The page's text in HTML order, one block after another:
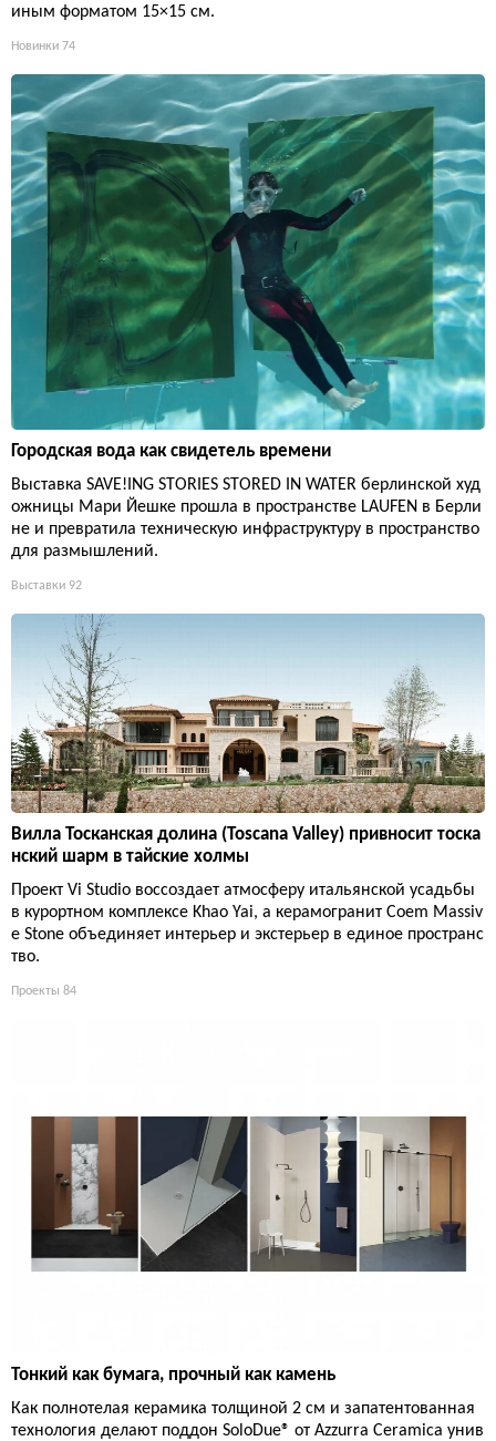
иным форматом 15×15 см.
Новинки 74
Городская вода как свидетель времени
Выставка SAVE!ING STORIES STORED IN WATER берлинской худ
ожницы Мари Йешке прошла в пространстве LAUFEN в Берли
не и превратила техническую инфраструктуру в пространство
для размышлений.
Выставки 92
Вилла Тосканская долина (Toscana Valley) привносит тоска
нский шарм в тайские холмы
Проект Vi Studio воссоздает атмосферу итальянской усадьбы
в курортном комплексе Khao Yai, а керамогранит Coem Massiv
e Stone объединяет интерьер и экстерьер в единое пространс
тво.
Проекты 84
Тонкий как бумага, прочный как камень
Как полнотелая керамика толщиной 2 см и запатентованная
технология делают поддон SoloDue® от Azzurra Ceramica унив